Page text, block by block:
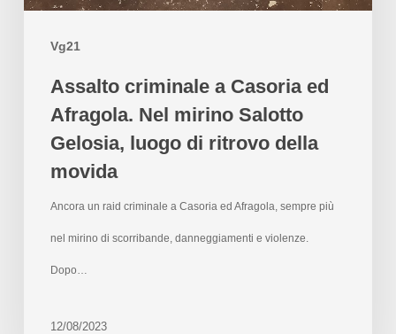
Vg21
Assalto criminale a Casoria ed
Afragola. Nel mirino Salotto
Gelosia, luogo di ritrovo della
movida
Ancora un raid criminale a Casoria ed Afragola, sempre più
nel mirino di scorribande, danneggiamenti e violenze.
Dopo…
12/08/2023